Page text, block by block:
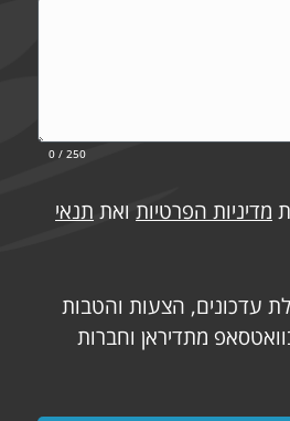
0 / 250
מדיניות הפרטיות ואת תנאי
עדכונים, הצעות והטבות
מתדיראן וחברות